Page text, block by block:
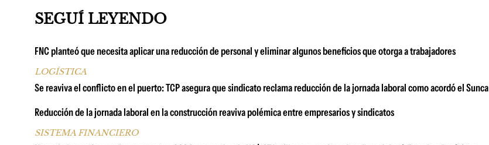
SEGUÍ LEYENDO
FNC planteó que necesita aplicar una reducción de personal y eliminar algunos beneficios que otorga a trabajadores
LOGÍSTICA
Se reaviva el conflicto en el puerto: TCP asegura que sindicato reclama reducción de la jornada laboral como acordó el Sunca
Reducción de la jornada laboral en la construcción reaviva polémica entre empresarios y sindicatos
SISTEMA FINANCIERO